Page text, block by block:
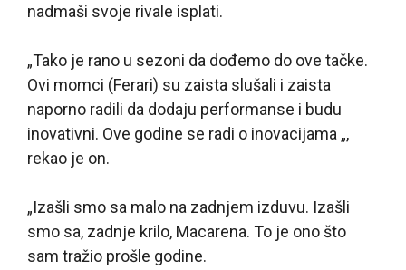
nadmaši svoje rivale isplati.
„Tako je rano u sezoni da dođemo do ove tačke.
Ovi momci (Ferari) su zaista slušali i zaista
naporno radili da dodaju performanse i budu
inovativni. Ove godine se radi o inovacijama „,
rekao je on.
„Izašli smo sa malo na zadnjem izduvu. Izašli
smo sa, zadnje krilo, Macarena. To je ono što
sam tražio prošle godine.